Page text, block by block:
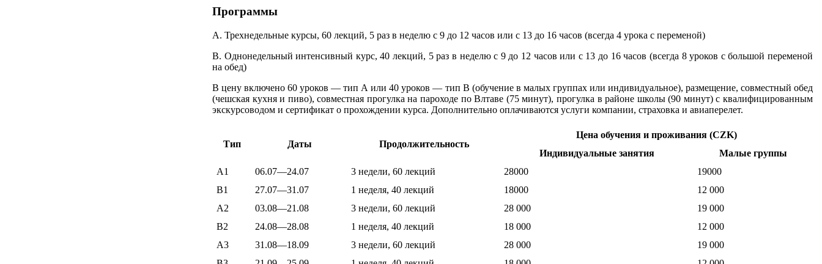
Программы
A. Трехнедельные курсы, 60 лекций, 5 раз в неделю с 9 до 12 часов или с 13 до 16 часов (всегда 4 урока с переменой)
B. Однонедельный интенсивный курс, 40 лекций, 5 раз в неделю с 9 до 12 часов или с 13 до 16 часов (всегда 8 уроков с большой переменой
на обед)
В цену включено 60 уроков — тип А или 40 уроков — тип В (обучение в малых группах или индивидуальное), размещение, совместный обед
(чешская кухня и пиво), совместная прогулка на пароходе по Влтаве (75 минут), прогулка в районе школы (90 минут) с квалифицированным
экскурсоводом и сертификат о прохождении курса. Дополнительно оплачиваются услуги компании, страховка и авиаперелет.
Тип Даты Продолжительность
Цена обучения и проживания (CZK)
Индивидуальные занятия
Малые группы
А1
06.07—24.07 3 недели, 60 лекций 28000
19000
В1
27.07—31.07 1 неделя, 40 лекций 18000
12 000
А2
03.08—21.08 3 недели, 60 лекций 28 000
19 000
B2
24.08—28.08 1 неделя, 40 лекций 18 000
12 000
A3
31.08—18.09 3 недели, 60 лекций 28 000
19 000